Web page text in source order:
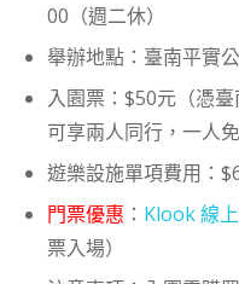
00（週二休）
舉辦地點：臺南平實
入園票：$50元（憑
可享兩人同行，一人免
遊樂設施單項費用：
門票優惠 ： Klook 線
票入場）